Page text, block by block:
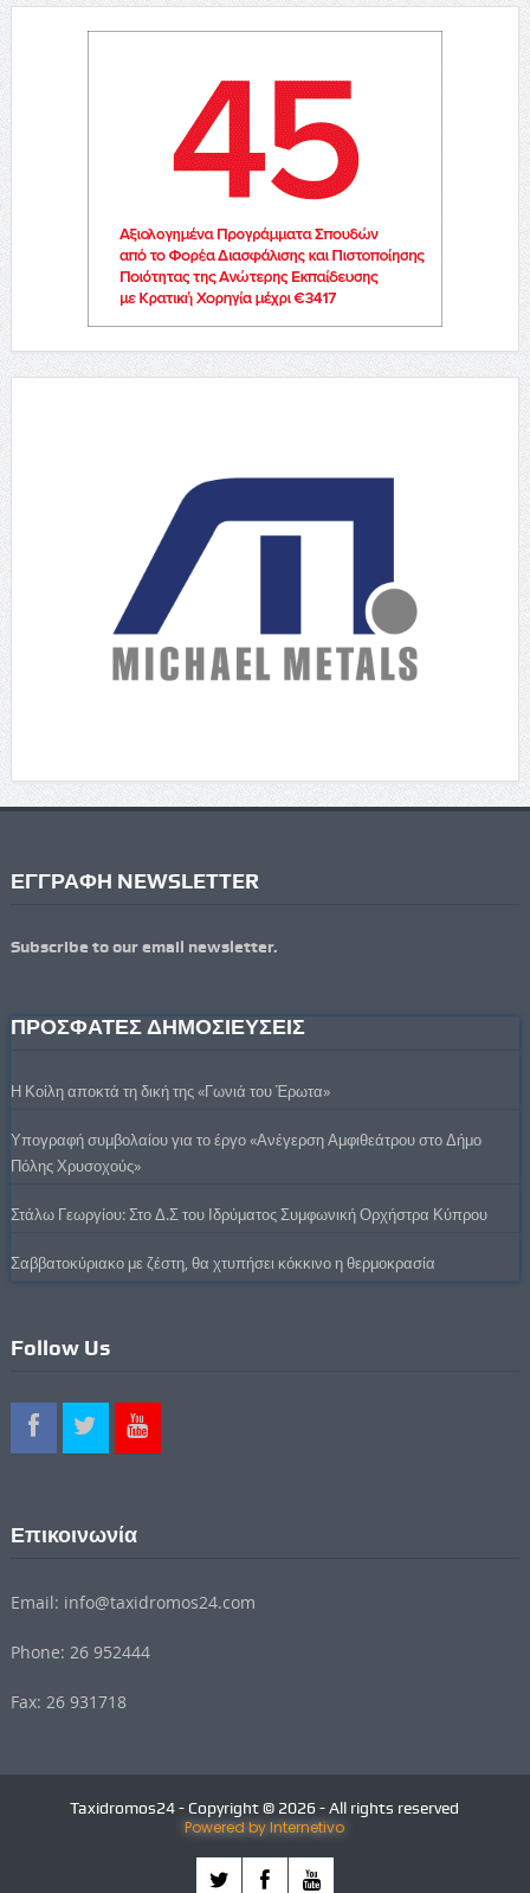
ΕΓΓΡΑΦΗ NEWSLETTER
Subscribe to our email newsletter.
ΠΡΟΣΦΑΤΕΣ ΔΗΜΟΣΙΕΥΣΕΙΣ
Η Κοίλη αποκτά τη δική της «Γωνιά του Έρωτα»
Υπογραφή συμβολαίου για το έργο «Ανέγερση Αμφιθεάτρου στο Δήμο
Πόλης Χρυσοχούς»
Στάλω Γεωργίου: Στο Δ.Σ του Ιδρύματος Συμφωνική Ορχήστρα Κύπρου
Σαββατοκύριακο με ζέστη, θα χτυπήσει κόκκινο η θερμοκρασία
Follow Us
Επικοινωνία
Email: info@taxidromos24.com
Phone: 26 952444
Fax: 26 931718
Taxidromos24 - Copyright © 2026 - All rights reserved
Powered by Internetivo